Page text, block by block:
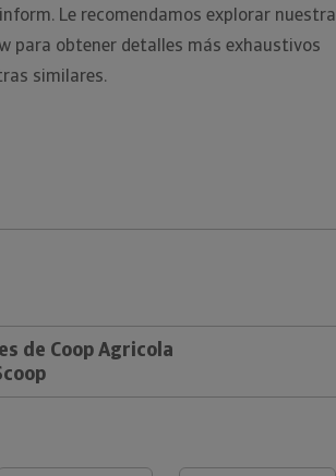
Le recomendamos explorar nuestra
para obtener detalles más exhaustivos
similares.
de Coop Agricola